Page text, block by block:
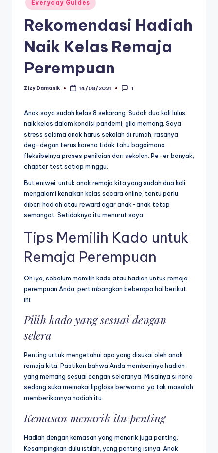
in
Everyday Guides
Rekomendasi Hadiah
Naik Kelas Remaja
Perempuan
Posted
Zizy Damanik 14/08/2021 1
Anak saya sudah kelas 8 sekarang. Sudah dua kali lulus
naik kelas dalam kondisi pandemi, gila memang. Saya
stress selama anak harus sekolah di rumah, rasanya
deg-degan terus karena tidak tahu bagaimana
fleksibelnya proses penilaian dari sekolah. Pe-er banyak,
chapter test setiap minggu.
But eniwei, untuk anak remaja kita yang sudah dua kali
mengalami kenaikan kelas secara online, tentu perlu
diberi hadiah atau reward agar anak-anak tetap
semangat. Setidaknya itu menurut saya.
Tips Memilih Kado untuk
Remaja Perempuan
Oh iya, sebelum memilih kado atau hadiah untuk remaja
perempuan Anda, pertimbangkan beberapa hal berikut
ini:
Pilih kado yang sesuai dengan
selera
Penting untuk mengetahui apa yang disukai oleh anak
remaja kita. Pastikan bahwa Anda memberinya hadiah
yang memang sesuai dengan seleranya. Misalnya si nona
sedang suka memakai lipgloss berwarna, ya tak masalah
memberikannya hadiah itu.
Kemasan menarik itu penting
Hadiah dengan kemasan yang menarik juga penting.
Kesampingkan dulu istilah, yang penting isinya. Anak